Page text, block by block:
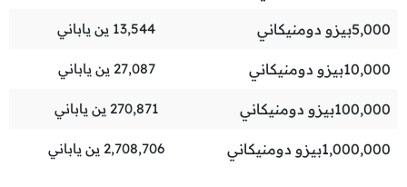
5,000بيزو دومنيكاني 13,544 ين ياباني
10,000بيزو دومنيكاني 27,087 ين ياباني
100,000بيزو دومنيكاني 270,871 ين ياباني
1,000,000بيزو دومنيكاني 2,708,706 ين ياباني